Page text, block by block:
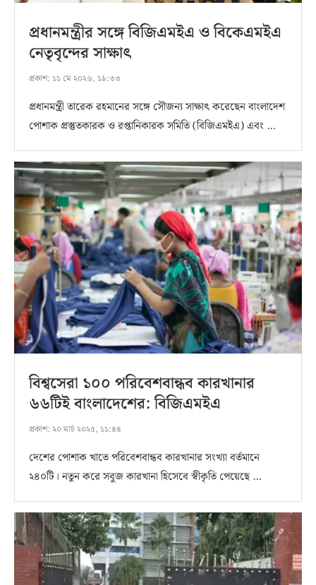
প্রধানমন্ত্রীর সঙ্গে বিজিএমইএ ও বিকেএমইএ
নেতৃবৃন্দের সাক্ষাৎ
প্রকাশ: ১১ মে ২০২৬, ১৯:৩৩
প্রধানমন্ত্রী তারেক রহমানের সঙ্গে সৌজন্য সাক্ষাৎ করেছেন বাংলাদেশ
পোশাক প্রস্তুতকারক ও রপ্তানিকারক সমিতি (বিজিএমইএ) এবং …
বিশ্বসেরা ১০০ পরিবেশবান্ধব কারখানার
৬৬টিই বাংলাদেশের: বিজিএমইএ
প্রকাশ: ২০ মার্চ ২০২৫, ১১:৪৪
দেশের পোশাক খাতে পরিবেশবান্ধব কারখানার সংখ্যা বর্তমানে
২৪০টি। নতুন করে সবুজ কারখানা হিসেবে স্বীকৃতি পেয়েছে …